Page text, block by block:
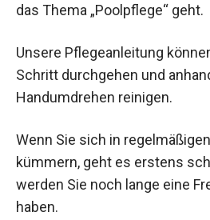
das Thema „Poolpflege“ geht.
Unsere Pflegeanleitung
Schritt durchgehen und
Handumdrehen reinigen.
Wenn Sie sich in
kümmern, geht es erstens
werden Sie noch lange eine
haben.